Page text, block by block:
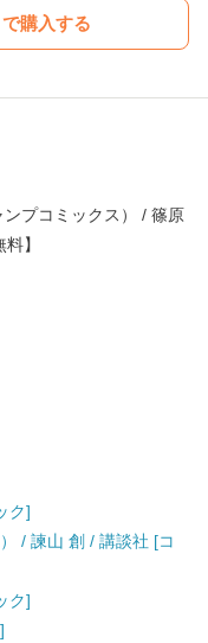
購入する
プコミックス） / 篠原
】
ク]
/ 諫山 創 / 講談社 [コ
ク]